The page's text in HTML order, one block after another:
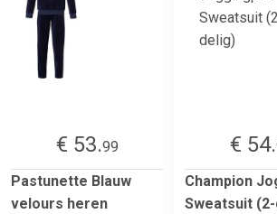
€ 53.99
Pastunette Blauw
velours heren
€ 54.
Champion
Sweatsuit